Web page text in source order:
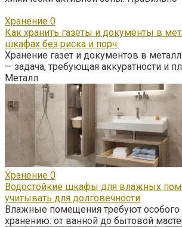
Хранение 0
Как хранить газеты и документы в
шкафах без риска и порч
Хранение газет и документов в
— задача, требующая аккуратности и
Металл
Хранение 0
Водостойкие шкафы для влажных
учитывать для долговечности
Влажные помещения требуют особого
хранению: от ванной до бытовой